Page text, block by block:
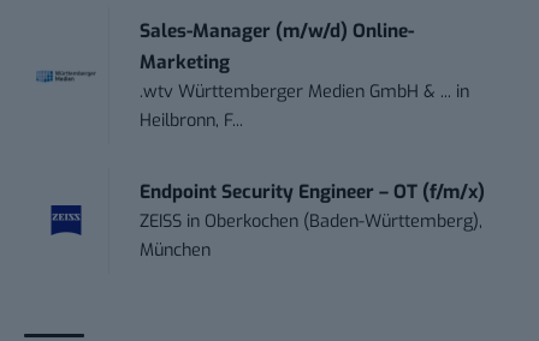
Sales-Manager (m/w/d) Online-
Marketing
.wtv Württemberger Medien GmbH & ... in
Heilbronn, F...
Endpoint Security Engineer – OT (f/m/x)
ZEISS in Oberkochen (Baden-Württemberg),
München